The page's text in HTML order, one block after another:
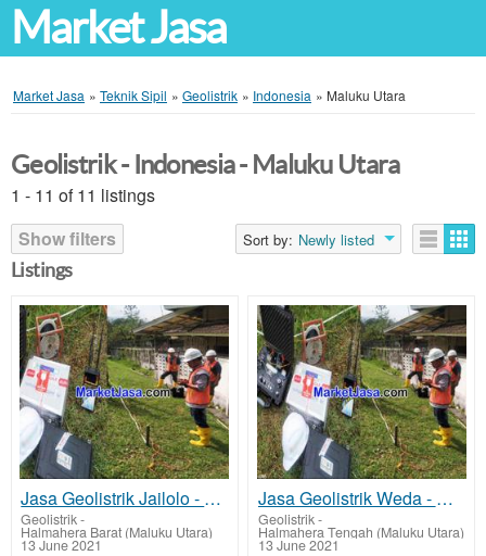
Market Jasa
Market Jasa » Teknik Sipil » Geolistrik » Indonesia » Maluku Utara
Geolistrik - Indonesia - Maluku Utara
1 - 11 of 11 listings
Show filters
Sort by: Newly listed
Listings
Jasa Geolistrik Jailolo - Halmahera Barat Mencari Sumber Lapisan Air Bawah Tanah Tarif Biaya Per Tit
Geolistrik-
Halmahera Barat (Maluku Utara)
13 June 2021
Jasa Geolistrik Weda - Halmahera Tengah Mencari Sumber Lapisan Air Bawah Tanah Tarif Biaya Per Titik
Geolistrik-
Halmahera Tengah (Maluku Utara)
13 June 2021